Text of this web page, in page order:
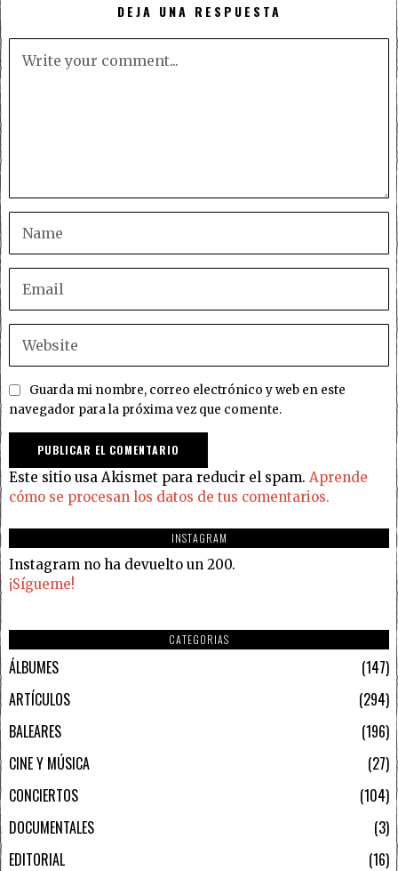
DEJA UNA RESPUESTA
Guarda mi nombre, correo electrónico y web en este
navegador para la próxima vez que comente.
Este sitio usa Akismet para reducir el spam. Aprende
cómo se procesan los datos de tus comentarios.
INSTAGRAM
Instagram no ha devuelto un 200.
¡Sígueme!
CATEGORIAS
ÁLBUMES
147
ARTÍCULOS
294
BALEARES
196
CINE Y MÚSICA
27
CONCIERTOS
104
DOCUMENTALES
3
EDITORIAL
16